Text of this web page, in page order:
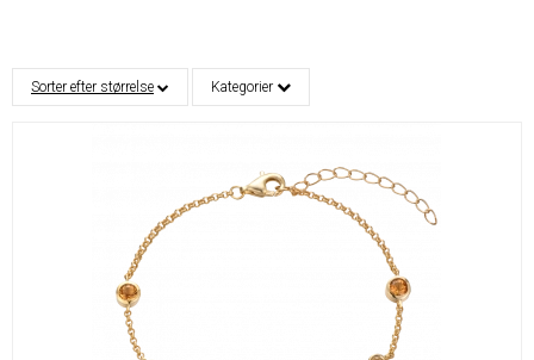
Sorter efter størrelse Kategorier